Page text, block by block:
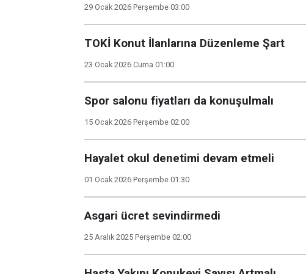
29 Ocak 2026 Perşembe 03:00
TOKİ Konut İlanlarına Düzenleme Şart
23 Ocak 2026 Cuma 01:00
Spor salonu fiyatları da konuşulmalı
15 Ocak 2026 Perşembe 02:00
Hayalet okul denetimi devam etmeli
01 Ocak 2026 Perşembe 01:30
Asgari ücret sevindirmedi
25 Aralık 2025 Perşembe 02:00